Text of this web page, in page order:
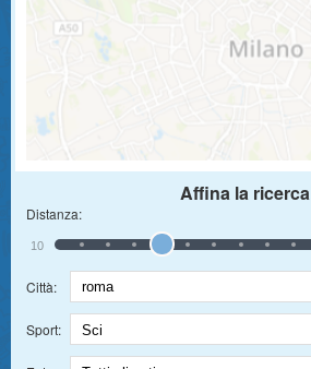
Affina la ricerca
Distanza:
10
Città:
Sport: